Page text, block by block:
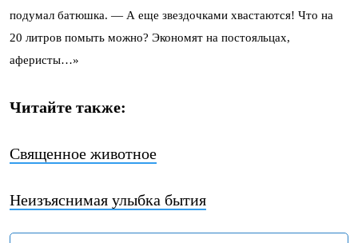
подумал батюшка. — А еще звездочками хвастаются! Что на
20 литров помыть можно? Экономят на постояльцах,
аферисты…»
Читайте также:
Священное животное
Неизъяснимая улыбка бытия